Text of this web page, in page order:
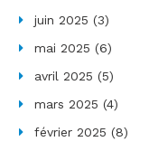
juin 2025 (3)
mai 2025 (6)
avril 2025 (5)
mars 2025 (4)
février 2025 (8)